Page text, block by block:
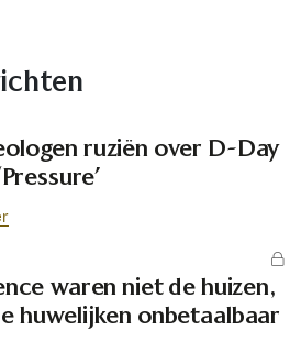
ruziën over D-Day
waren niet de huizen,
huwelijken onbetaalbaar